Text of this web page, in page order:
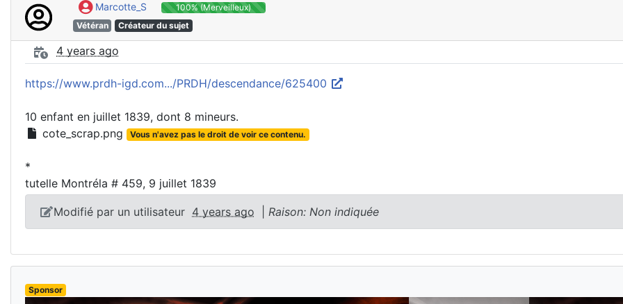
Marcotte_S
100% (Merveilleux)
Vétéran
Créateur du sujet
4 years ago
https://www.prdh-igd.com.../PRDH/descendance/625400
10 enfant en juillet 1839, dont 8 mineurs.
cote_scrap.png
Vous n'avez pas le droit de voir ce contenu.
*
tutelle Montréla # 459, 9 juillet 1839
Modifié par un utilisateur 4 years ago Raison: Non indiquée
Sponsor